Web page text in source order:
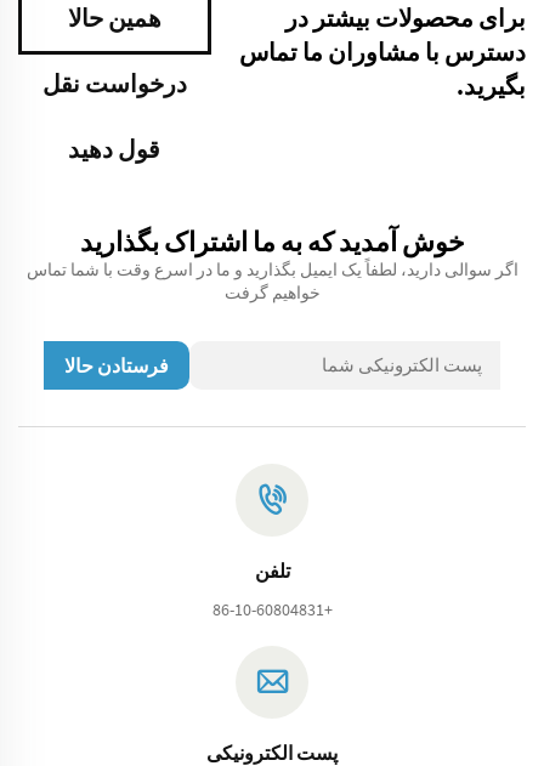
برای محصولات بیشتر در
دسترس با مشاوران ما تماس
بگیرید.
همین حالا
درخواست نقل
قول دهید
خوش آمدید که به ما اشتراک بگذارید
اگر سوالی دارید، لطفاً یک ایمیل بگذارید و ما در اسرع وقت با شما تماس
خواهیم گرفت
فرستادن حالا
تلفن
+86-10-60804831
پست الکترونیکی